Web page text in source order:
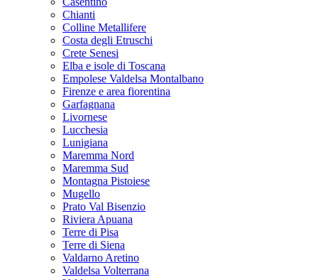
Chianti
Colline Metallifere
Costa degli Etruschi
Crete Senesi
Elba e isole di Toscana
Empolese Valdelsa Montalbano
Firenze e area fiorentina
Garfagnana
Livornese
Lucchesia
Lunigiana
Maremma Nord
Maremma Sud
Montagna Pistoiese
Mugello
Prato Val Bisenzio
Riviera Apuana
Terre di Pisa
Terre di Siena
Valdarno Aretino
Valdelsa Volterrana